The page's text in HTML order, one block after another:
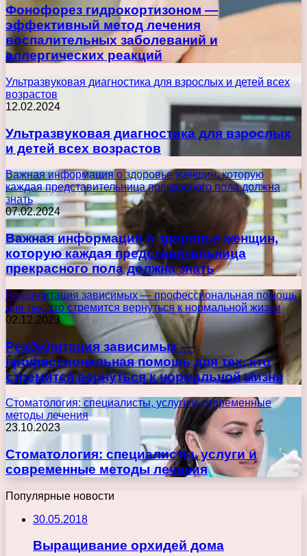
Фонофорез гидрокортизоном —
эффективный метод лечения
воспалительных заболеваний и
аллергических реакций
Ультразвуковая диагностика для взрослых и детей всех
возрастов
12.02.2024
Ультразвуковая диагностика для взрослых
и детей всех возрастов
Важная информация о здоровье женщин, которую
каждая представительница прекрасного пола должна
знать
07.02.2024
Важная информация о здоровье женщин,
которую каждая представительница
прекрасного пола должна знать
Реабилитация зависимых — профессиональная помощь
для тех, кто стремится вернуться к нормальной жизни
02.12.2023
Реабилитация зависимых —
профессиональная помощь для тех, кто
стремится вернуться к нормальной жизни
Стоматология: специалисты, услуги и современные
методы лечения
23.10.2023
Стоматология: специалисты, услуги и
современные методы лечения
Популярные новости
30.05.2018
Выращивание орхидей дома